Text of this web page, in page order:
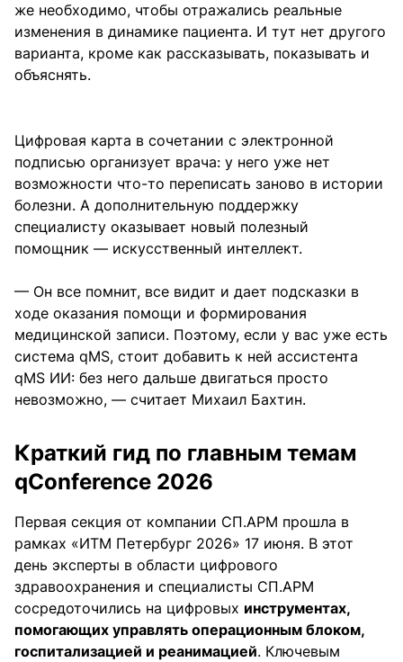
же необходимо, чтобы отражались реальные
изменения в динамике пациента. И тут нет другого
варианта, кроме как рассказывать, показывать и
объяснять.
Цифровая карта в сочетании с электронной
подписью организует врача: у него уже нет
возможности что-то переписать заново в истории
болезни. А дополнительную поддержку
специалисту оказывает новый полезный
помощник — искусственный интеллект.
— Он все помнит, все видит и дает подсказки в
ходе оказания помощи и формирования
медицинской записи. Поэтому, если у вас уже есть
система qMS, стоит добавить к ней ассистента
qMS ИИ: без него дальше двигаться просто
невозможно, — считает Михаил Бахтин.
Краткий гид по главным темам
qConference 2026
Первая секция от компании СП.АРМ прошла в
рамках «ИТМ Петербург 2026» 17 июня. В этот
день эксперты в области цифрового
здравоохранения и специалисты СП.АРМ
сосредоточились на цифровых инструментах,
помогающих управлять операционным блоком,
госпитализацией и реанимацией. Ключевым